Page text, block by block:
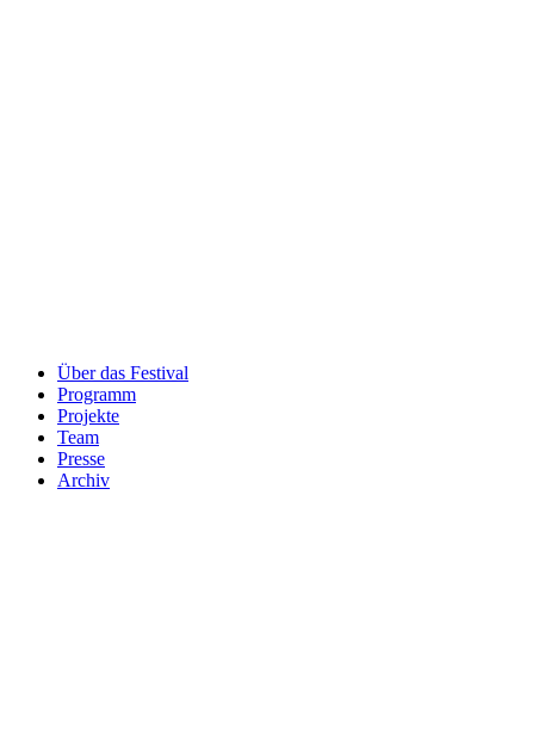
Über das Festival
Programm
Projekte
Team
Presse
Archiv